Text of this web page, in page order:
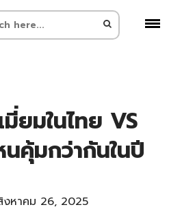
ยมในไทย VS
นคุ้มกว่ากันในปี
งหาคม 26, 2025